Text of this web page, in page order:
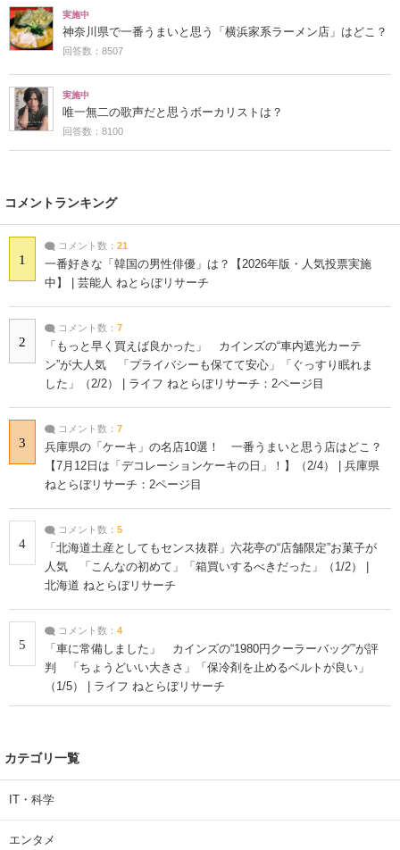
実施中
神奈川県で一番うまいと思う「横浜家系ラーメン店」はどこ？
回答数：8507
実施中
唯一無二の歌声だと思うボーカリストは？
回答数：8100
コメントランキング
1
コメント数： 21
一番好きな「韓国の男性俳優」は？【2026年版・人気投票実施
中】 | 芸能人 ねとらぼリサーチ
2
コメント数： 7
「もっと早く買えば良かった」 カインズの“車内遮光カーテ
ン”が大人気 「プライバシーも保てて安心」「ぐっすり眠れま
した」（2/2） | ライフ ねとらぼリサーチ：2ページ目
3
コメント数： 7
兵庫県の「ケーキ」の名店10選！ 一番うまいと思う店はどこ？
【7月12日は「デコレーションケーキの日」！】（2/4） | 兵庫県
ねとらぼリサーチ：2ページ目
4
コメント数： 5
「北海道土産としてもセンス抜群」六花亭の“店舗限定”お菓子が
人気 「こんなの初めて」「箱買いするべきだった」（1/2） |
北海道 ねとらぼリサーチ
5
コメント数： 4
「車に常備しました」 カインズの“1980円クーラーバッグ”が評
判 「ちょうどいい大きさ」「保冷剤を止めるベルトが良い」
（1/5） | ライフ ねとらぼリサーチ
カテゴリ一覧
IT・科学
エンタメ